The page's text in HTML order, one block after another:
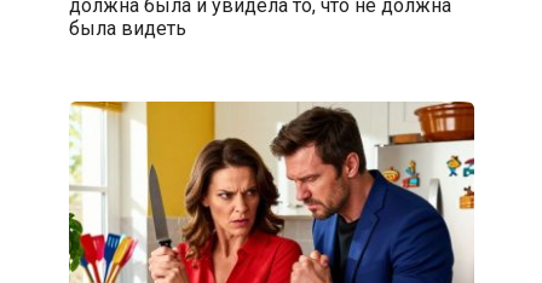
должна была и увидела то, что не должна
была видеть